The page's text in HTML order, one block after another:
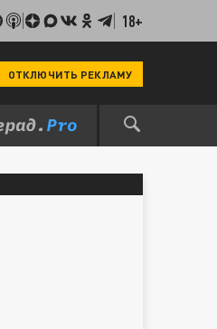
18+
ОТКЛЮЧИТЬ РЕКЛАМУ